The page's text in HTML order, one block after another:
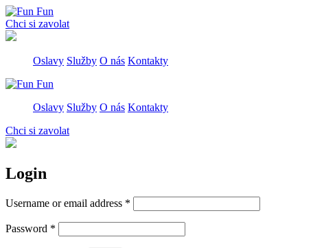
Сhci si zavolat
Oslavy Služby O nás Kontakty
Oslavy Služby O nás Kontakty
Сhci si zavolat
Login
Username or email address *
Password *